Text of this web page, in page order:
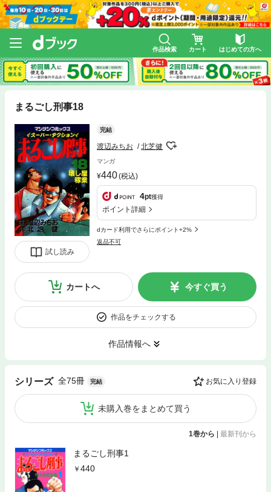
作品検索 カート はじめての方へ
まるごし刑事18
試し読み
完結
渡辺みちお 北芝健
マンガ
440(税込)
4pt獲得
ポイント詳細
dカード利用でさらにポイント+2%
返品不可
カートへ 今すぐ買う
作品をチェックする
作品情報へ
シリーズ 全75冊 完結 お気に入り登録
未購入巻をまとめて買う
1巻から | 最新刊から
まるごし刑事1
440